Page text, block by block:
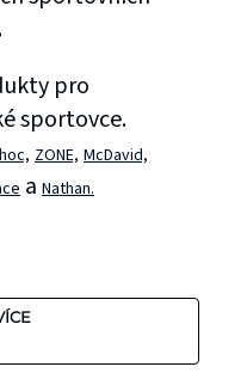
pro
sportovce.
ZONE, McDavid,
a Nathan.